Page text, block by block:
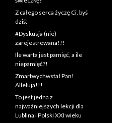
Z całego serca życzę Ci, byś
dziś:
#Dyskusja (nie)
zarejestrowana!!!
Ile warta jest pamięć, a ile
niepamięć?!
Zmartwychwstał Pan!
Alleluja!!!
To jest jedna z
najważniejszych lekcji dla
Lublina i Polski XXI wieku